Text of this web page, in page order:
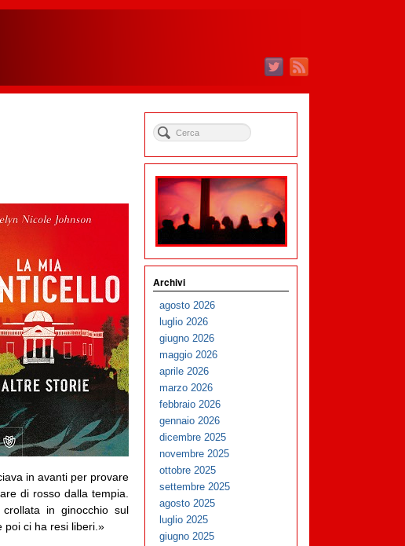
in avanti per provare
di rosso dalla tempia.
in ginocchio sul
poi ci ha resi liberi.»
Archivi
agosto 2026
luglio 2026
giugno 2026
maggio 2026
aprile 2026
marzo 2026
febbraio 2026
gennaio 2026
dicembre 2025
novembre 2025
ottobre 2025
settembre 2025
agosto 2025
luglio 2025
giugno 2025